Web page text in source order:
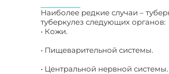
Наиболее редкие случаи –
туберкулез следующих органов:
• Кожи.
• Пищеварительной системы.
• Центральной нервной системы.